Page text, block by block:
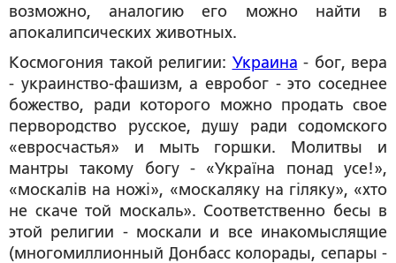
возможно, аналогию его можно найти в
апокалипсических животных.
Космогония такой религии: Украина - бог, вера
- украинство-фашизм, а евробог - это соседнее
божество, ради которого можно продать свое
первородство русское, душу ради содомского
«евросчастья» и мыть горшки. Молитвы и
мантры такому богу - «Україна понад усе!»,
«москалів на ножі», «москаляку на гіляку», «хто
не скаче той москаль». Соответственно бесы в
этой религии - москали и все инакомыслящие
(многомиллионный Донбасс колорады, сепары -